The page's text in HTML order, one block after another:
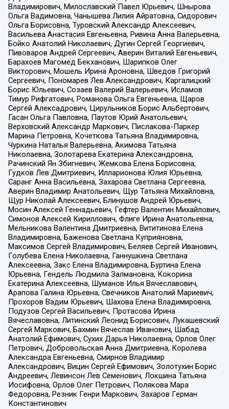
Владимирович, Милославский Павел Юрьевич, Шнырова
Ольга Вадимовна, Чанышева Лилия Айратовна, Сидорович
Ольга Борисовна, Туровский Александр Алексеевич,
Васильева Анастасия Евгеньевна, Ривина Анна Валерьевна,
Бойко Анатолий Николаевич, Дугин Сергей Георгиевич,
Пивоваров Андрей Сергеевич, Аверин Виталий Евгеньевич,
Барахоев Магомед Бекханович, Шарипков Олег
Викторович, Мошель Ирина Ароновна, Шведов Григорий
Сергеевич, Пономарев Лев Александрович, Каргалицкий
Борис Юльевич, Созаев Валерий Валерьевич, Исламов
Тимур Рифгатович, Романова Ольга Евгеньевна, Щаров
Сергей Алексадрович, Цирульников Борис Альбертович,
Гасан Ольга Павловна, Паутов Юрий Анатольевич,
Верховский Александр Маркович, Пислакова-Паркер
Марина Петровна, Кочеткова Татьяна Владимировна,
Чуркина Наталья Валерьевна, Акимова Татьяна
Николаевна, Золотарева Екатерина Александровна,
Рачинский Ян Збигневич, Жемкова Елена Борисовна,
Гудков Лев Дмитриевич, Илларионова Юлия Юрьевна,
Саранг Анна Васильевна, Захарова Светлана Сергеевна,
Аверин Владимир Анатольевич, Щур Татьяна Михайловна,
Щур Николай Алексеевич, Блинушов Андрей Юрьевич,
Мосин Алексей Геннадьевич, Гефтер Валентин Михайлович,
Симонов Алексей Кириллович, Флиге Ирина Анатольевна,
Мельникова Валентина Дмитриевна, Вититинова Елена
Владимировна, Баженова Светлана Куприяновна,
Максимов Сергей Владимирович, Беляев Сергей Иванович,
Голубева Елена Николаевна, Ганнушкина Светлана
Алексеевна, Закс Елена Владимировна, Буртина Елена
Юрьевна, Гендель Людмила Залмановна, Кокорина
Екатерина Алексеевна, Шуманов Илья Вячеславович,
Арапова Галина Юрьевна, Свечников Анатолий Мариевич,
Прохоров Вадим Юрьевич, Шахова Елена Владимировна,
Подузов Сергей Васильевич, Протасова Ирина
Вячеславовна, Литинский Леонид Борисович, Лукашевский
Сергей Маркович, Бахмин Вячеслав Иванович, Шабад
Анатолий Ефимович, Сухих Дарья Николаевна, Орлов Олег
Петрович, Добровольская Анна Дмитриевна, Королева
Александра Евгеньевна, Смирнов Владимир
Александрович, Вицин Сергей Ефимович, Золотухин Борис
Андреевич, Левинсон Лев Семенович, Локшина Татьяна
Иосифовна, Орлов Олег Петрович, Полякова Мара
Федоровна, Резник Генри Маркович, Захаров Герман
Константинович